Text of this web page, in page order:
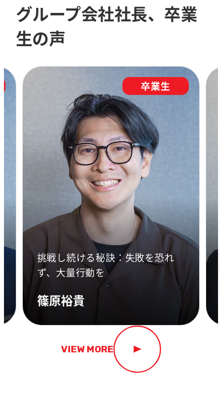
グループ会社社長、卒業
生の声
卒業生
挑戦し続ける秘訣：失敗を恐れ
ず、大量行動を
篠原裕貴
VIEW MORE